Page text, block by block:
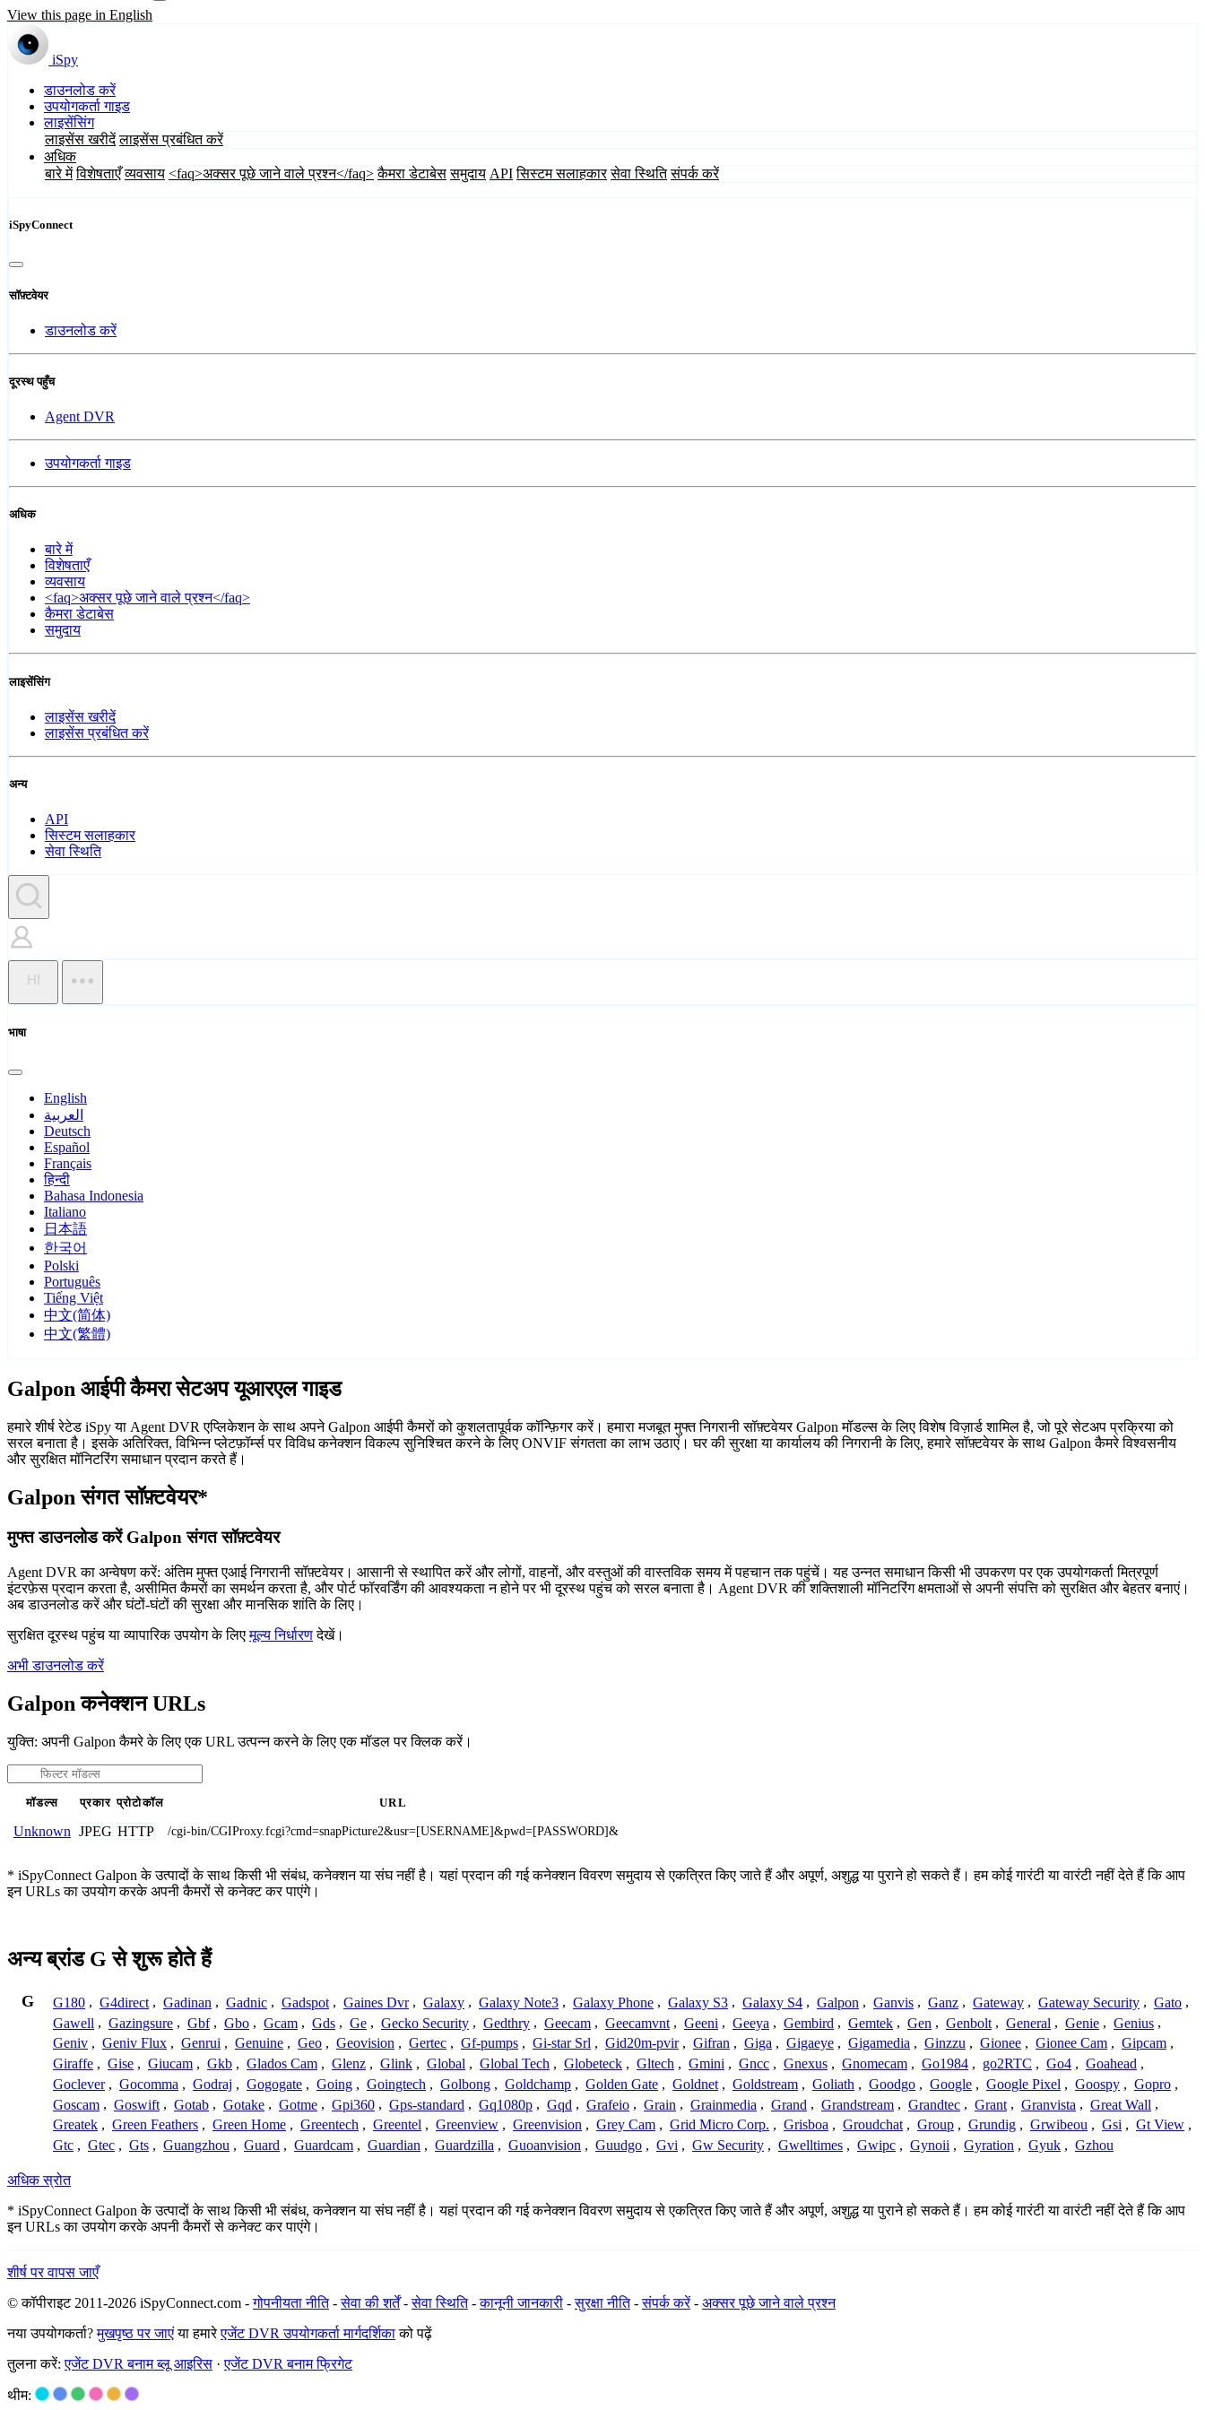
View this page in English
iSpy
डाउनलोड करें
उपयोगकर्ता गाइड
लाइसेंसिंग
लाइसेंस खरीदें लाइसेंस प्रबंधित करें
अधिक
बारे में विशेषताएँ व्यवसाय <faq>अक्सर पूछे जाने वाले प्रश्न</faq> कैमरा डेटाबेस समुदाय API सिस्टम सलाहकार सेवा स्थिति संपर्क करें
iSpyConnect
सॉफ़्टवेयर
डाउनलोड करें
दूरस्थ पहुँच
Agent DVR
उपयोगकर्ता गाइड
अधिक
बारे में
विशेषताएँ
व्यवसाय
<faq>अक्सर पूछे जाने वाले प्रश्न</faq>
कैमरा डेटाबेस
समुदाय
लाइसेंसिंग
लाइसेंस खरीदें
लाइसेंस प्रबंधित करें
अन्य
API
सिस्टम सलाहकार
सेवा स्थिति
HI
भाषा
English
العربية
Deutsch
Español
Français
हिन्दी
Bahasa Indonesia
Italiano
日本語
한국어
Polski
Português
Tiếng Việt
中文(简体)
中文(繁體)
Galpon आईपी कैमरा सेटअप यूआरएल गाइड
हमारे शीर्ष रेटेड iSpy या Agent DVR एप्लिकेशन के साथ अपने Galpon आईपी कैमरों को कुशलतापूर्वक कॉन्फ़िगर करें। हमारा मजबूत मुफ्त निगरानी सॉफ़्टवेयर Galpon मॉडल्स के लिए विशेष विज़ार्ड शामिल है, जो पूरे सेटअप प्रक्रिया को
सरल बनाता है। इसके अतिरिक्त, विभिन्न प्लेटफ़ॉर्म्स पर विविध कनेक्शन विकल्प सुनिश्चित करने के लिए ONVIF संगतता का लाभ उठाएं। घर की सुरक्षा या कार्यालय की निगरानी के लिए, हमारे सॉफ़्टवेयर के साथ Galpon कैमरे विश्वसनीय
और सुरक्षित मॉनिटरिंग समाधान प्रदान करते हैं।
Galpon संगत सॉफ़्टवेयर*
मुफ्त डाउनलोड करें Galpon संगत सॉफ़्टवेयर
Agent DVR का अन्वेषण करें: अंतिम मुफ्त एआई निगरानी सॉफ़्टवेयर। आसानी से स्थापित करें और लोगों, वाहनों, और वस्तुओं की वास्तविक समय में पहचान तक पहुंचें। यह उन्नत समाधान किसी भी उपकरण पर एक उपयोगकर्ता मित्रपूर्ण
इंटरफ़ेस प्रदान करता है, असीमित कैमरों का समर्थन करता है, और पोर्ट फॉरवर्डिंग की आवश्यकता न होने पर भी दूरस्थ पहुंच को सरल बनाता है। Agent DVR की शक्तिशाली मॉनिटरिंग क्षमताओं से अपनी संपत्ति को सुरक्षित और बेहतर बनाएं।
अब डाउनलोड करें और घंटों-घंटों की सुरक्षा और मानसिक शांति के लिए।
सुरक्षित दूरस्थ पहुंच या व्यापारिक उपयोग के लिएमूल्य निर्धारणदेखें।
अभी डाउनलोड करें
Galpon कनेक्शन URLs
युक्ति: अपनी Galpon कैमरे के लिए एक URL उत्पन्न करने के लिए एक मॉडल पर क्लिक करें।
मॉडल्स प्रकार प्रोटोकॉल URL
Unknown JPEG HTTP /cgi-bin/CGIProxy.fcgi?cmd=snapPicture2&usr=[USERNAME]&pwd=[PASSWORD]&
* iSpyConnect Galpon के उत्पादों के साथ किसी भी संबंध, कनेक्शन या संघ नहीं है। यहां प्रदान की गई कनेक्शन विवरण समुदाय से एकत्रित किए जाते हैं और अपूर्ण, अशुद्ध या पुराने हो सकते हैं। हम कोई गारंटी या वारंटी नहीं देते हैं कि आप
इन URLs का उपयोग करके अपनी कैमरों से कनेक्ट कर पाएंगे।
अन्य ब्रांड G से शुरू होते हैं
G G180 , G4direct , Gadinan , Gadnic , Gadspot , Gaines Dvr , Galaxy , Galaxy Note3 , Galaxy Phone , Galaxy S3 , Galaxy S4 , Galpon , Ganvis , Ganz , Gateway , Gateway Security , Gato ,
Gawell , Gazingsure , Gbf , Gbo , Gcam , Gds , Ge , Gecko Security , Gedthry , Geecam , Geecamvnt , Geeni , Geeya , Gembird , Gemtek , Gen , Genbolt , General , Genie , Genius ,
Geniv , Geniv Flux , Genrui , Genuine , Geo , Geovision , Gertec , Gf-pumps , Gi-star Srl , Gid20m-pvir , Gifran , Giga , Gigaeye , Gigamedia , Ginzzu , Gionee , Gionee Cam , Gipcam ,
Giraffe , Gise , Giucam , Gkb , Glados Cam , Glenz , Glink , Global , Global Tech , Globeteck , Gltech , Gmini , Gncc , Gnexus , Gnomecam , Go1984 , go2RTC , Go4 , Goahead ,
Goclever , Gocomma , Godraj , Gogogate , Going , Goingtech , Golbong , Goldchamp , Golden Gate , Goldnet , Goldstream , Goliath , Goodgo , Google , Google Pixel , Goospy , Gopro ,
Goscam , Goswift , Gotab , Gotake , Gotme , Gpi360 , Gps-standard , Gq1080p , Gqd , Grafeio , Grain , Grainmedia , Grand , Grandstream , Grandtec , Grant , Granvista , Great Wall ,
Greatek , Green Feathers , Green Home , Greentech , Greentel , Greenview , Greenvision , Grey Cam , Grid Micro Corp. , Grisboa , Groudchat , Group , Grundig , Grwibeou , Gsi , Gt View ,
Gtc , Gtec , Gts , Guangzhou , Guard , Guardcam , Guardian , Guardzilla , Guoanvision , Guudgo , Gvi , Gw Security , Gwelltimes , Gwipc , Gynoii , Gyration , Gyuk , Gzhou
अधिक स्रोत
* iSpyConnect Galpon के उत्पादों के साथ किसी भी संबंध, कनेक्शन या संघ नहीं है। यहां प्रदान की गई कनेक्शन विवरण समुदाय से एकत्रित किए जाते हैं और अपूर्ण, अशुद्ध या पुराने हो सकते हैं। हम कोई गारंटी या वारंटी नहीं देते हैं कि आप
इन URLs का उपयोग करके अपनी कैमरों से कनेक्ट कर पाएंगे।
शीर्ष पर वापस जाएँ
© कॉपीराइट 2011-2026 iSpyConnect.com -गोपनीयता नीति-सेवा की शर्तें-सेवा स्थिति-कानूनी जानकारी -सुरक्षा नीति-संपर्क करें- अक्सर पूछे जाने वाले प्रश्न
नया उपयोगकर्ता?मुखपृष्ठ पर जाएंया हमारेएजेंट DVR उपयोगकर्ता मार्गदर्शिकाको पढ़ें
तुलना करें:एजेंट DVR बनाम ब्लू आइरिस ·एजेंट DVR बनाम फ्रिगेट
थीम: